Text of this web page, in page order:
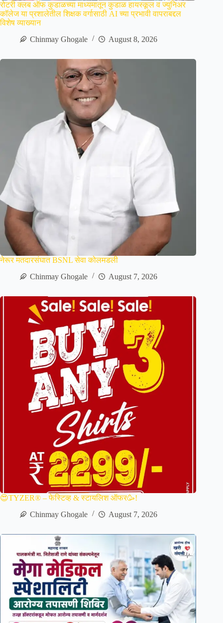
रोटरी क्लब ऑफ कुडाळच्या माध्यमातून कुडाळ हायस्कूल व ज्युनिअर
कॉलेज या प्रशालेतील शिक्षक वर्गासाठी AI च्या प्रभावी वापराबद्दल
विशेष व्याख्यान
Chinmay Ghogale
August 8, 2026
नेरूर मतदारसंघात BSNL सेवा कोलमडली
Chinmay Ghogale
August 7, 2026
😍TYZER® – फेस्टिव्ह & स्टायलिश ऑफर🥳!
Chinmay Ghogale
August 7, 2026